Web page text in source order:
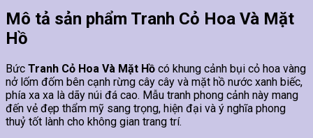
Mô tả sản phẩm Tranh Cỏ Hoa Và Mặt
Hồ
Bức Tranh Cỏ Hoa Và Mặt Hồ có khung cảnh bụi cỏ hoa vàng
nở lốm đốm bên cạnh rừng cây cây và mặt hồ nước xanh biếc,
phía xa xa là dãy núi đá cao. Mẫu tranh phong cảnh này mang
đến vẻ đẹp thẩm mỹ sang trọng, hiện đại và ý nghĩa phong
thuỷ tốt lành cho không gian trang trí.